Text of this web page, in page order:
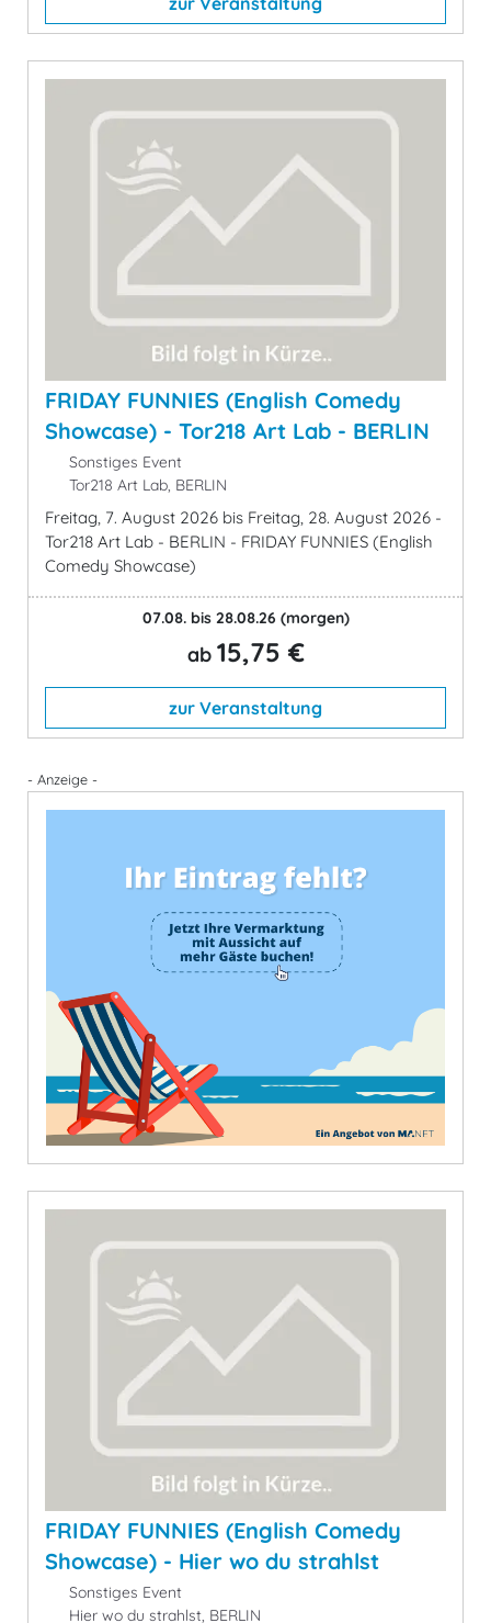
FRIDAY FUNNIES (English Comedy
Showcase) - Tor218 Art Lab - BERLIN
Sonstiges Event
Tor218 Art Lab, BERLIN
Freitag, 7. August 2026 bis Freitag, 28. August 2026 -
Tor218 Art Lab - BERLIN - FRIDAY FUNNIES (English
Comedy Showcase)
07.08. bis 28.08.26 (morgen)
ab 15,75 €
zur Veranstaltung
- Anzeige -
FRIDAY FUNNIES (English Comedy
Showcase) - Hier wo du strahlst
Sonstiges Event
Hier wo du strahlst, BERLIN